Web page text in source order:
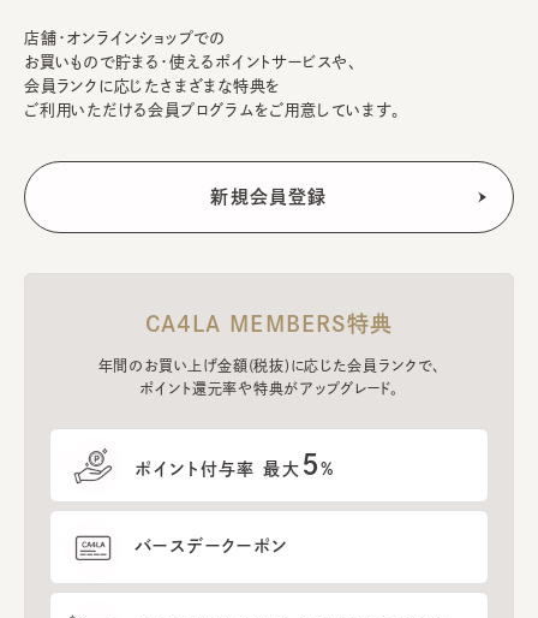
店舗・オンラインショップでの
お買いもので貯まる・使えるポイントサービスや、
会員ランクに応じたさまざまな特典を
ご利用いただける会員プログラムをご用意しています。
CA4LA MEMBERS特典
年間のお買い上げ金額(税抜)に応じた会員ランクで、
ポイント還元率や特典がアップグレード。
ポイント付与率 最大 5%
バースデークーポン